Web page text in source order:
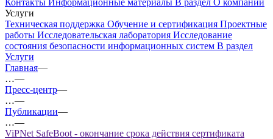
Контакты Информационные материалы В раздел О компании
Услуги
Техническая поддержка Обучение и сертификация Проектные
работы Исследовательская лаборатория Исследование
состояния безопасности информационных систем В раздел
Услуги
Главная—
…—
Пресс-центр—
…—
Публикации—
…—
ViPNet SafeBoot - окончание срока действия сертификата